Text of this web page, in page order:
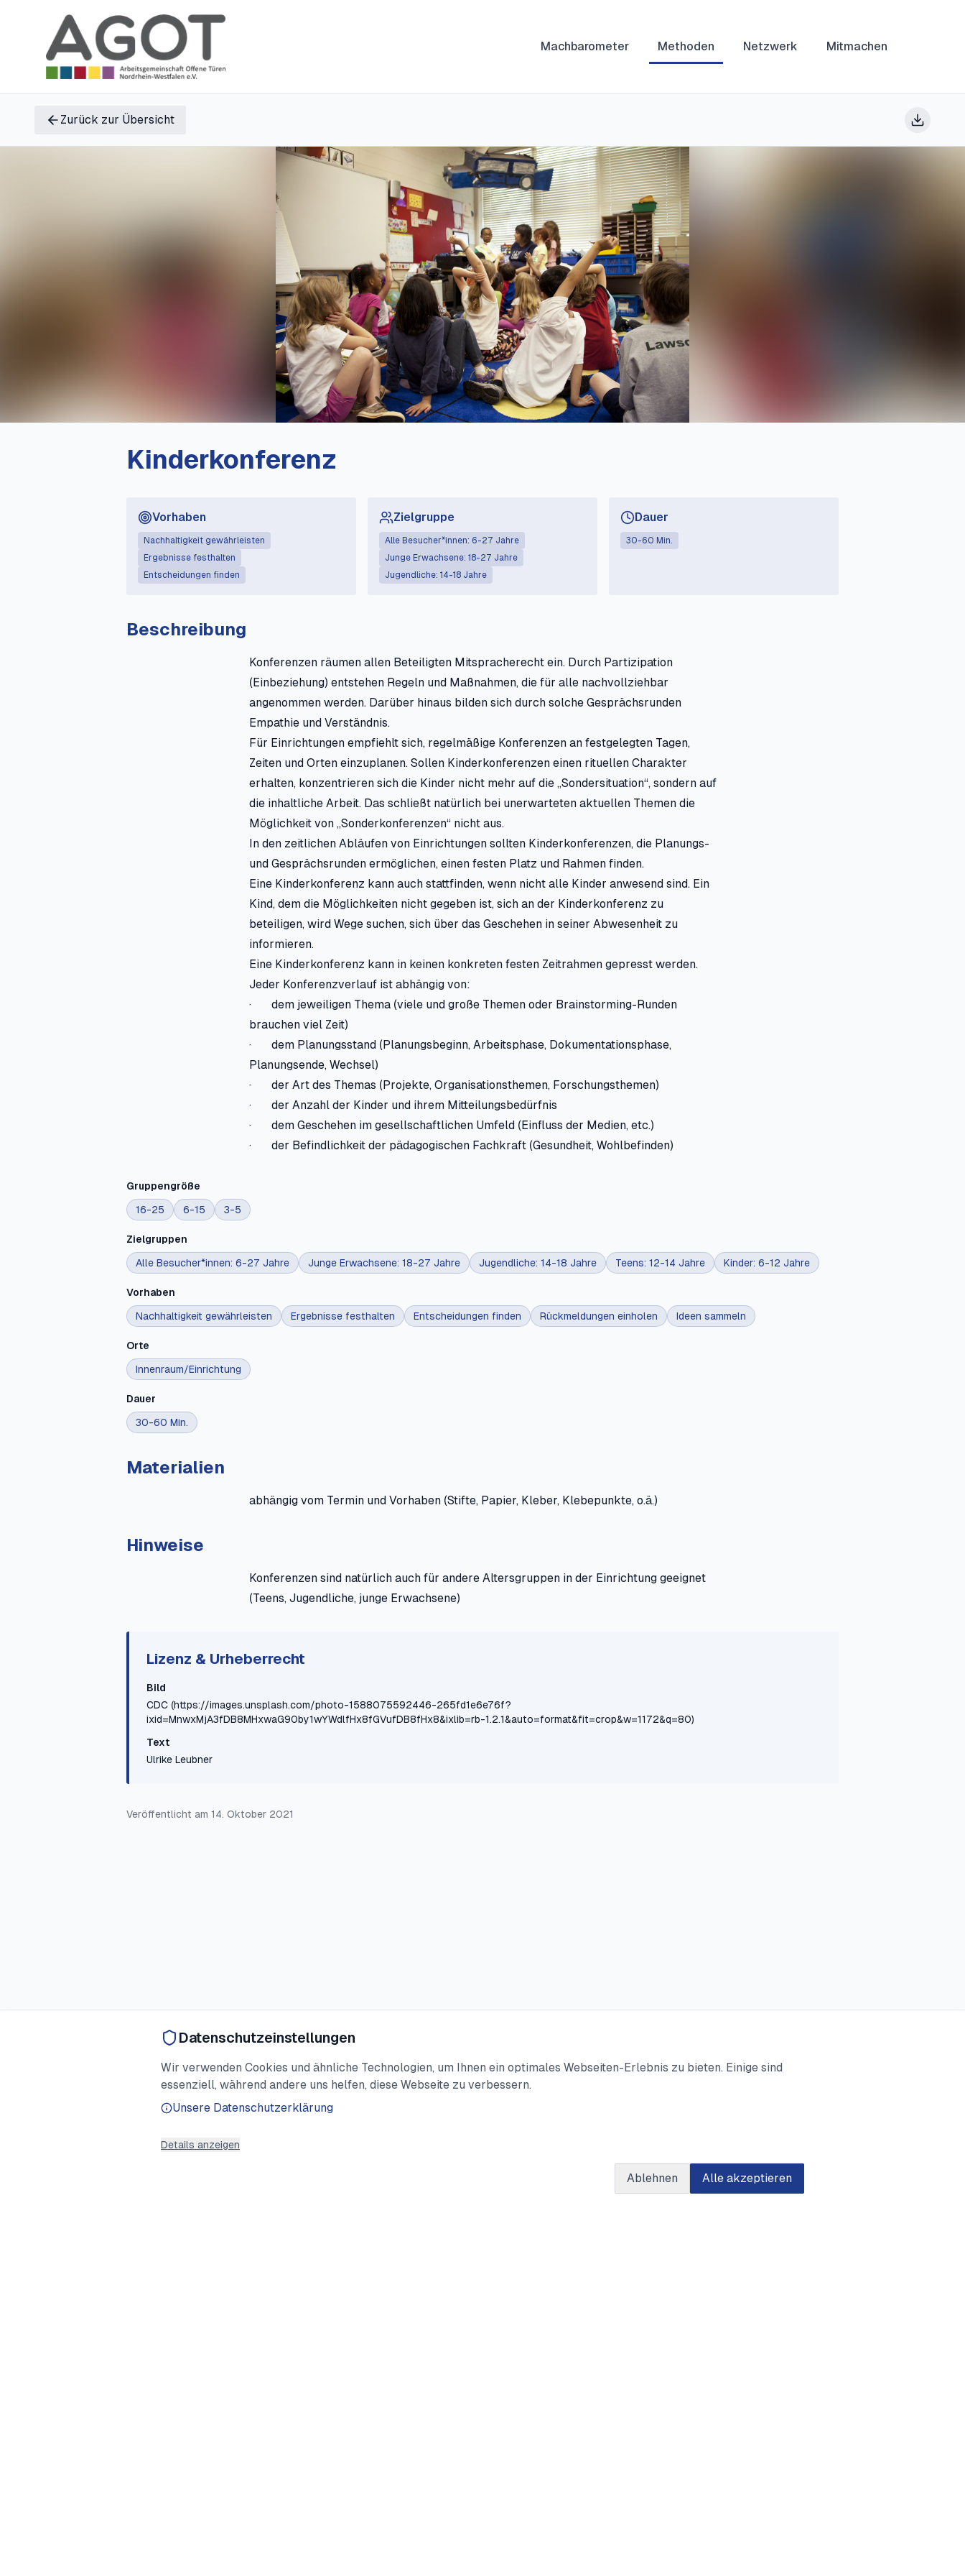
Machbarometer Methoden Netzwerk Mitmachen
Zurück zur Übersicht
Kinderkonferenz
Vorhaben
Nachhaltigkeit gewährleisten
Ergebnisse festhalten
Entscheidungen finden
Zielgruppe
Alle Besucher*innen: 6-27 Jahre
Junge Erwachsene: 18-27 Jahre
Jugendliche: 14-18 Jahre
Dauer
30-60 Min.
Beschreibung
Konferenzen räumen allen Beteiligten Mitspracherecht ein. Durch Partizipation
(Einbeziehung) entstehen Regeln und Maßnahmen, die für alle nachvollziehbar
angenommen werden. Darüber hinaus bilden sich durch solche Gesprächsrunden
Empathie und Verständnis.
Für Einrichtungen empfiehlt sich, regelmäßige Konferenzen an festgelegten Tagen,
Zeiten und Orten einzuplanen. Sollen Kinderkonferenzen einen rituellen Charakter
erhalten, konzentrieren sich die Kinder nicht mehr auf die „Sondersituation“, sondern auf
die inhaltliche Arbeit. Das schließt natürlich bei unerwarteten aktuellen Themen die
Möglichkeit von „Sonderkonferenzen“ nicht aus.
In den zeitlichen Abläufen von Einrichtungen sollten Kinderkonferenzen, die Planungs-
und Gesprächsrunden ermöglichen, einen festen Platz und Rahmen finden.
Eine Kinderkonferenz kann auch stattfinden, wenn nicht alle Kinder anwesend sind. Ein
Kind, dem die Möglichkeiten nicht gegeben ist, sich an der Kinderkonferenz zu
beteiligen, wird Wege suchen, sich über das Geschehen in seiner Abwesenheit zu
informieren.
Eine Kinderkonferenz kann in keinen konkreten festen Zeitrahmen gepresst werden.
Jeder Konferenzverlauf ist abhängig von:
· dem jeweiligen Thema (viele und große Themen oder Brainstorming-Runden
brauchen viel Zeit)
· dem Planungsstand (Planungsbeginn, Arbeitsphase, Dokumentationsphase,
Planungsende, Wechsel)
· der Art des Themas (Projekte, Organisationsthemen, Forschungsthemen)
· der Anzahl der Kinder und ihrem Mitteilungsbedürfnis
· dem Geschehen im gesellschaftlichen Umfeld (Einfluss der Medien, etc.)
· der Befindlichkeit der pädagogischen Fachkraft (Gesundheit, Wohlbefinden)
Gruppengröße
16-25 6-15 3-5
Zielgruppen
Alle Besucher*innen: 6-27 Jahre Junge Erwachsene: 18-27 Jahre Jugendliche: 14-18 Jahre Teens: 12-14 Jahre Kinder: 6-12 Jahre
Vorhaben
Nachhaltigkeit gewährleisten Ergebnisse festhalten Entscheidungen finden Rückmeldungen einholen Ideen sammeln
Orte
Innenraum/Einrichtung
Dauer
30-60 Min.
Materialien
abhängig vom Termin und Vorhaben (Stifte, Papier, Kleber, Klebepunkte, o.ä.)
Hinweise
Konferenzen sind natürlich auch für andere Altersgruppen in der Einrichtung geeignet
(Teens, Jugendliche, junge Erwachsene)
Lizenz & Urheberrecht
Bild
CDC (https://images.unsplash.com/photo-1588075592446-265fd1e6e76f?
ixid=MnwxMjA3fDB8MHxwaG90by1wYWdlfHx8fGVufDB8fHx8&ixlib=rb-1.2.1&auto=format&fit=crop&w=1172&q=80)
Text
Ulrike Leubner
Veröffentlicht am 14. Oktober 2021
Datenschutzeinstellungen
Wir verwenden Cookies und ähnliche Technologien, um Ihnen ein optimales Webseiten-Erlebnis zu bieten. Einige sind
essenziell, während andere uns helfen, diese Webseite zu verbessern.
Unsere Datenschutzerklärung
Details anzeigen
Ablehnen Alle akzeptieren